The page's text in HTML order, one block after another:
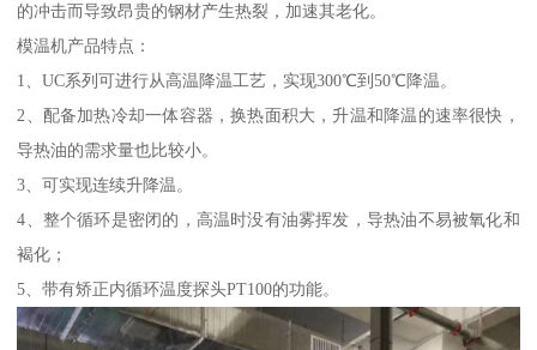
的冲击而导致昂贵的钢材产生热裂，加速其老化。
模温机产品特点：
1、UC系列可进行从高温降温工艺，实现300℃到50℃降温。
2、配备加热冷却一体容器，换热面积大，升温和降温的速率很快，
导热油的需求量也比较小。
3、可实现连续升降温。
4、整个循环是密闭的，高温时没有油雾挥发，导热油不易被氧化和
褐化；
5、带有矫正内循环温度探头PT100的功能。